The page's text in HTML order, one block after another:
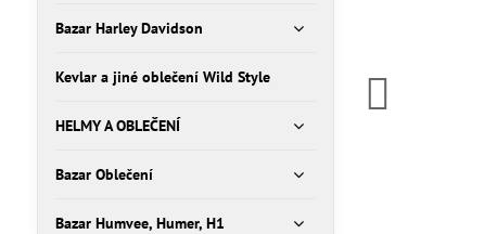
Bazar Harley Davidson
Kevlar a jiné oblečení Wild Style
HELMY A OBLEČENÍ
Bazar Oblečení
Bazar Humvee, Humer, H1